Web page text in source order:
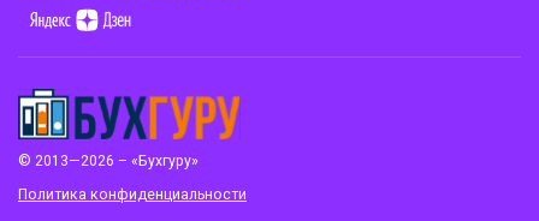
© 2013—2026 – «Бухгуру»
Политика конфиденциальности